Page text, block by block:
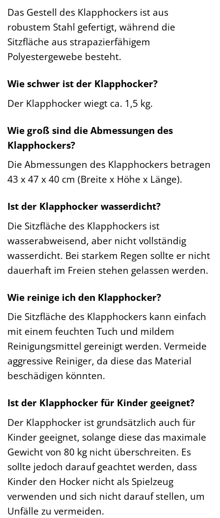
Das Gestell des Klapphockers ist aus
robustem Stahl gefertigt, während die
Sitzfläche aus strapazierfähigem
Polyestergewebe besteht.
Wie schwer ist der Klapphocker?
Der Klapphocker wiegt ca. 1,5 kg.
Wie groß sind die Abmessungen des
Klapphockers?
Die Abmessungen des Klapphockers betragen
43 x 47 x 40 cm (Breite x Höhe x Länge).
Ist der Klapphocker wasserdicht?
Die Sitzfläche des Klapphockers ist
wasserabweisend, aber nicht vollständig
wasserdicht. Bei starkem Regen sollte er nicht
dauerhaft im Freien stehen gelassen werden.
Wie reinige ich den Klapphocker?
Die Sitzfläche des Klapphockers kann einfach
mit einem feuchten Tuch und mildem
Reinigungsmittel gereinigt werden. Vermeide
aggressive Reiniger, da diese das Material
beschädigen könnten.
Ist der Klapphocker für Kinder geeignet?
Der Klapphocker ist grundsätzlich auch für
Kinder geeignet, solange diese das maximale
Gewicht von 80 kg nicht überschreiten. Es
sollte jedoch darauf geachtet werden, dass
Kinder den Hocker nicht als Spielzeug
verwenden und sich nicht darauf stellen, um
Unfälle zu vermeiden.